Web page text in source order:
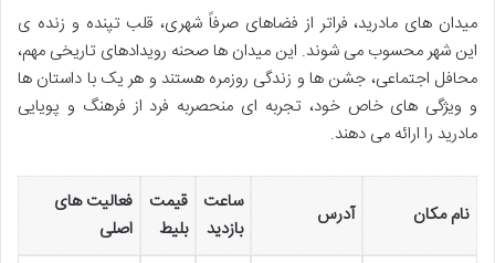
میدان های مادرید، فراتر از فضاهای صرفاً شهری، قلب تپنده و زنده ی
این شهر محسوب می شوند. این میدان ها صحنه رویدادهای تاریخی مهم،
محافل اجتماعی، جشن ها و زندگی روزمره هستند و هر یک با داستان ها
و ویژگی های خاص خود، تجربه ای منحصربه فرد از فرهنگ و پویایی
مادرید را ارائه می دهند.
نام مکان آدرس
ساعت
بازدید
قیمت
بلیط
فعالیت های
اصلی